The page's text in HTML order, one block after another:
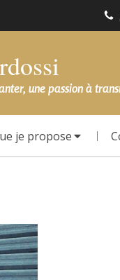
une passion à
je propose